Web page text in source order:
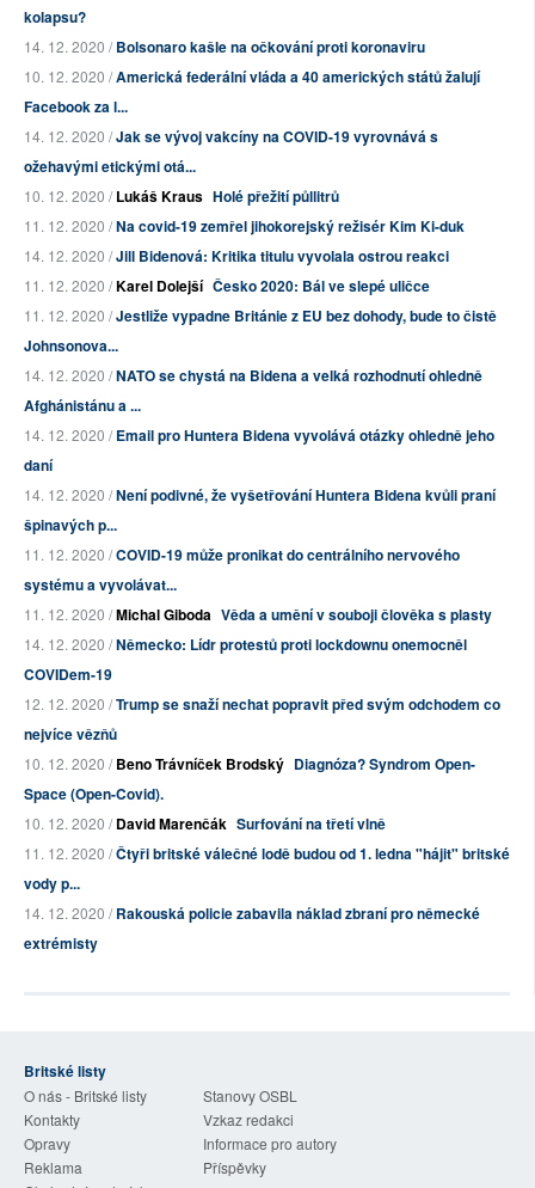
kolapsu?
14. 12. 2020 /Bolsonaro kašle na očkování proti koronaviru
10. 12. 2020 /Americká federální vláda a 40 amerických států žalují
Facebook za l...
14. 12. 2020 /Jak se vývoj vakcíny na COVID-19 vyrovnává s
ožehavými etickými otá...
10. 12. 2020 /Lukáš Kraus Holé přežití půllitrů
11. 12. 2020 /Na covid-19 zemřel jihokorejský režisér Kim Ki-duk
14. 12. 2020 /Jill Bidenová: Kritika titulu vyvolala ostrou reakci
11. 12. 2020 /Karel Dolejší Česko 2020: Bál ve slepé uličce
11. 12. 2020 /Jestliže vypadne Británie z EU bez dohody, bude to čistě
Johnsonova...
14. 12. 2020 /NATO se chystá na Bidena a velká rozhodnutí ohledně
Afghánistánu a ...
14. 12. 2020 /Email pro Huntera Bidena vyvolává otázky ohledně jeho
daní
14. 12. 2020 /Není podivné, že vyšetřování Huntera Bidena kvůli praní
špinavých p...
11. 12. 2020 /COVID-19 může pronikat do centrálního nervového
systému a vyvolávat...
11. 12. 2020 /Michal Giboda Věda a umění v souboji člověka s plasty
14. 12. 2020 /Německo: Lídr protestů proti lockdownu onemocněl
COVIDem-19
12. 12. 2020 /Trump se snaží nechat popravit před svým odchodem co
nejvíce vězňů
10. 12. 2020 /Beno Trávníček Brodský Diagnóza? Syndrom Open-
Space (Open-Covid).
10. 12. 2020 /David Marenčák Surfování na třetí vlně
11. 12. 2020 /Čtyři britské válečné lodě budou od 1. ledna "hájit" britské
vody p...
14. 12. 2020 /Rakouská policie zabavila náklad zbraní pro německé
extrémisty
Britské listy
O nás - Britské listy
Stanovy OSBL
Kontakty
Vzkaz redakci
Opravy
Informace pro autory
Reklama
Příspěvky